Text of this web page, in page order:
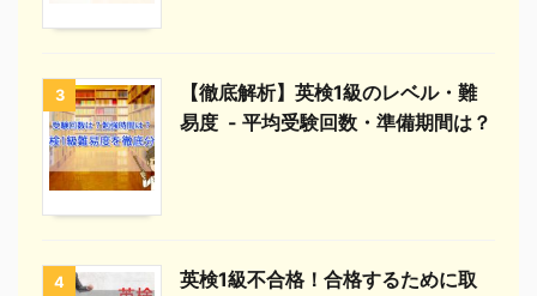
3
【徹底解析】英検1級のレベル・難
易度 - 平均受験回数・準備期間は？
4
英検1級不合格！合格するために取